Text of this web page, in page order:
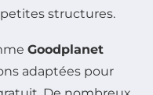
structures.
Goodplanet
adaptées pour